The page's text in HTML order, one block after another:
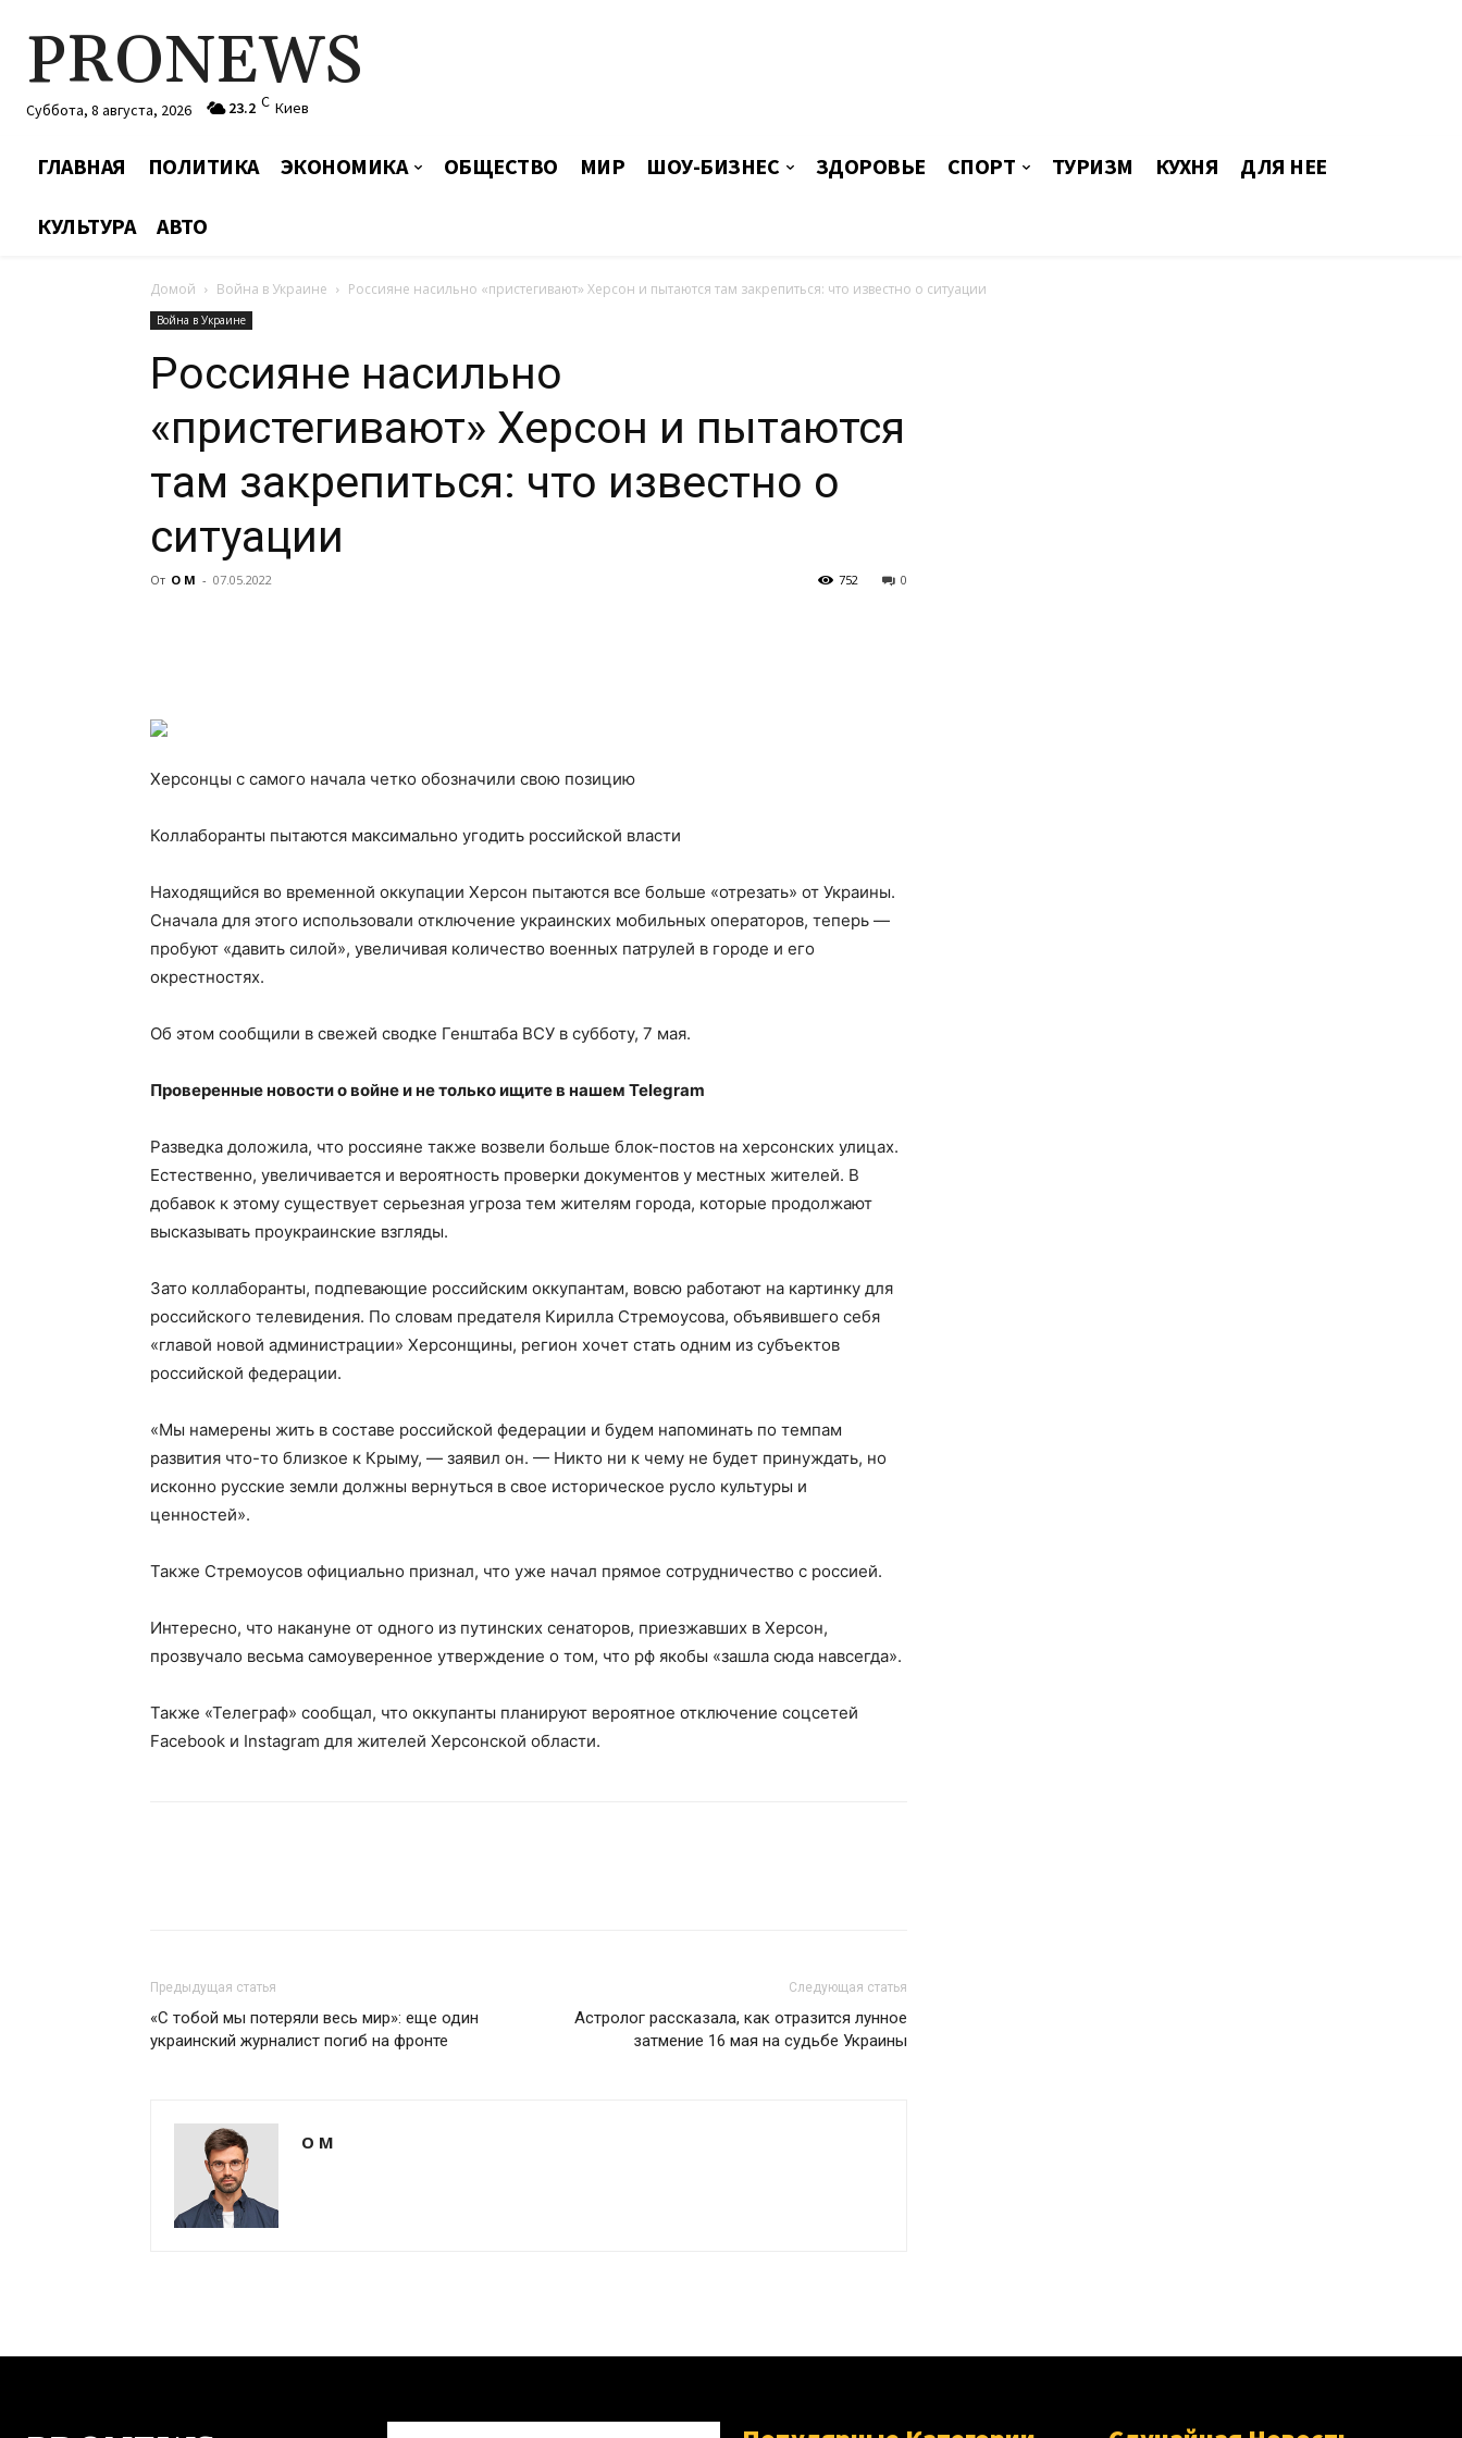
PRONEWS
Суббота, 8 августа, 2026 23.2 C Киев
ГЛАВНАЯ ПОЛИТИКА ЭКОНОМИКА ОБЩЕСТВО МИР ШОУ-БИЗНЕС ЗДОРОВЬЕ СПОРТ ТУРИЗМ КУХНЯ ДЛЯ НЕЕ
КУЛЬТУРА АВТО
Домой Война в Украине Россияне насильно «пристегивают» Херсон и пытаются там закрепиться: что известно о ситуации
Война в Украине
Россияне насильно
«пристегивают» Херсон и пытаются
там закрепиться: что известно о
ситуации
От О М - 07.05.2022 0
752
Херсонцы с самого начала четко обозначили свою позицию
Коллаборанты пытаются максимально угодить российской власти
Находящийся во временной оккупации Херсон пытаются все больше «отрезать» от Украины.
Сначала для этого использовали отключение украинских мобильных операторов, теперь —
пробуют «давить силой», увеличивая количество военных патрулей в городе и его
окрестностях.
Об этом сообщили в свежей сводке Генштаба ВСУ в субботу, 7 мая.
Проверенные новости о войне и не толькоищите в нашем Telegram
Разведка доложила, что россияне также возвели больше блок-постов на херсонских улицах.
Естественно, увеличивается и вероятность проверки документов у местных жителей. В
добавок к этому существует серьезная угроза тем жителям города, которые продолжают
высказывать проукраинские взгляды.
Зато коллаборанты, подпевающие российским оккупантам, вовсю работают на картинку для
российского телевидения. По словам предателя Кирилла Стремоусова, объявившего себя
«главой новой администрации» Херсонщины, регион хочет стать одним из субъектов
российской федерации.
«Мы намерены жить в составе российской федерации и будем напоминать по темпам
развития что-то близкое к Крыму, — заявил он. — Никто ни к чему не будет принуждать, но
исконно русские земли должны вернуться в свое историческое русло культуры и
ценностей».
Также Стремоусов официально признал, что уже начал прямое сотрудничество с россией.
Интересно, что накануне от одного из путинских сенаторов, приезжавших в Херсон,
прозвучало весьма самоуверенное утверждение о том, что рф якобы «зашла сюда навсегда».
Также «Телеграф» сообщал, что оккупанты планируют вероятное отключение соцсетей
Facebook и Instagram для жителей Херсонской области.
Предыдущая статья
«С тобой мы потеряли весь мир»: еще один
украинский журналист погиб на фронте
Следующая статья
Астролог рассказала, как отразится лунное
затмение 16 мая на судьбе Украины
О М